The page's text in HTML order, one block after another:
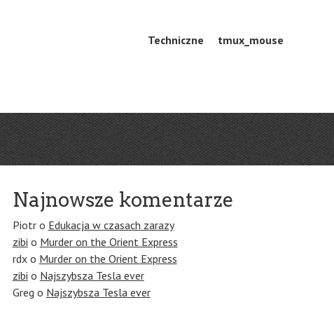
Menu
SkipTechniczne tmux_mouse
Najnowsze komentarze
Piotro Edukacja w czasach zarazy
zibi o Murder on the Orient Express
rdxo Murder on the Orient Express
zibi o Najszybsza Tesla ever
Greg o Najszybsza Tesla ever